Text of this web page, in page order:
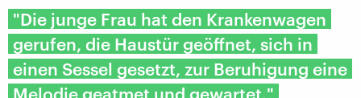
"Die junge Frau hat den Krankenwagen
gerufen, die Haustür geöffnet, sich in
einen Sessel gesetzt, zur Beruhigung eine
Melodie geatmet und gewartet."